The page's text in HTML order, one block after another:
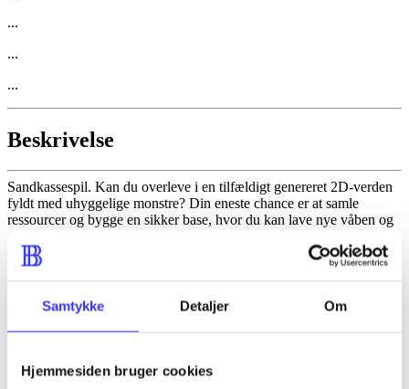
Samtykke Detaljer Om
Hjemmesiden bruger cookies
...
...
...
Beskrivelse
Sandkassespil. Kan du overleve i en tilfældigt genereret 2D-verden
fyldt med uhyggelige monstre? Din eneste chance er at samle
ressourcer og bygge en sikker base, hvor du kan lave nye våben og
andre brugbare genstande. Inviter op til tre venner med i spillet og
hjælp hinanden med at overleve og stå sammen i kampene mod
fjenderne.
Tidsskrift